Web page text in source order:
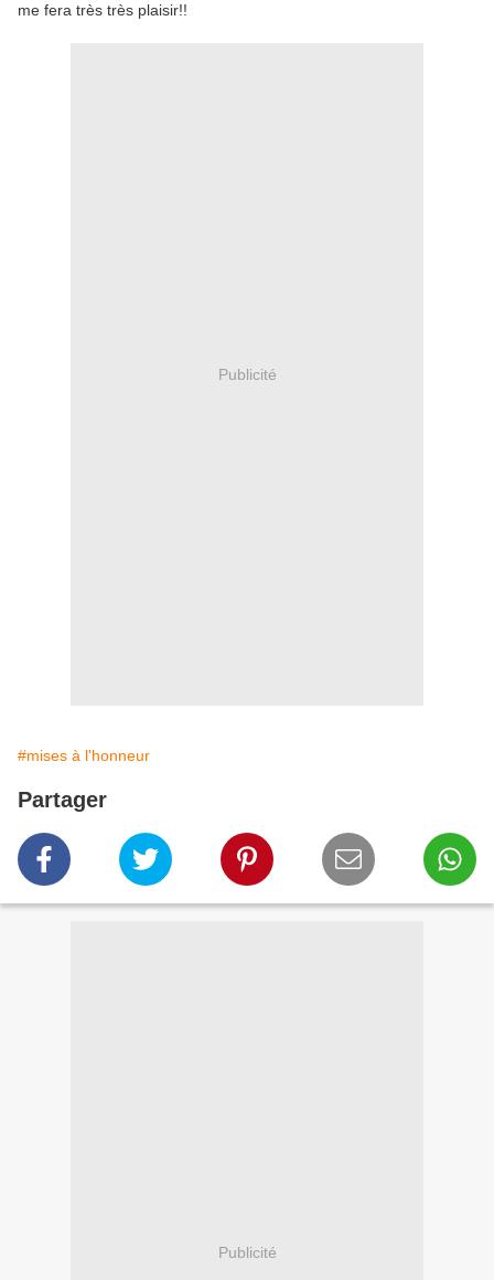
me fera très très plaisir!!
Publicité
#mises à l'honneur
Partager
Publicité